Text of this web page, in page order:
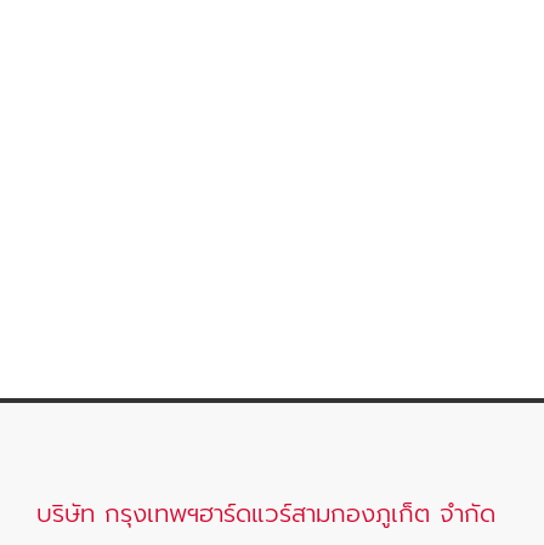
บริษัท กรุงเทพฯฮาร์ดแวร์สามกองภูเก็ต จำกัด